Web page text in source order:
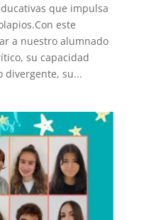
que impulsa
este
a nuestro alumnado
su capacidad
divergente, su...